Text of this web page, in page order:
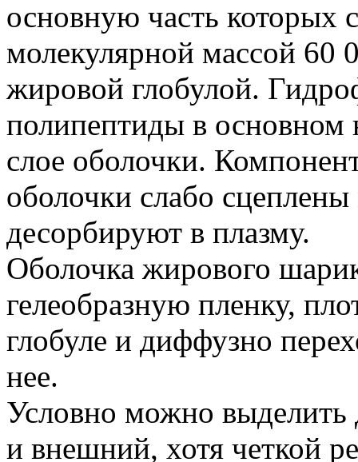
основную часть которых
молекулярной массой 60
жировой глобулой.
полипептиды в основном
слое оболочки.
оболочки слабо
десорбируют в плазму.
Оболочка жирового
гелеобразную пленку,
глобуле и диффузно
нее.
Условно можно выделить
и внешний, хотя четкой